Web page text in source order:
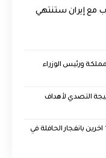
مع إيران ستنتهي
ورئيس الوزراء
التصدي لأهداف
الصحة السورية: مقتل شخصين وإصابة 13 اخرين بانفجار الحافلة في